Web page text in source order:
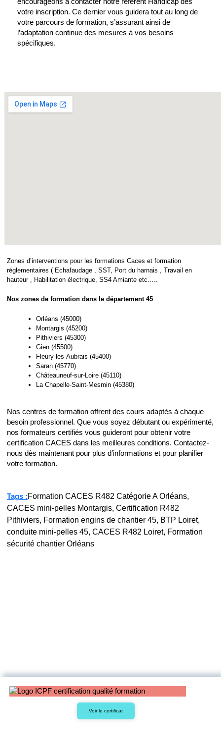
encourageons à contacter notre référent Handicap dès
votre inscription. Ce dernier vous guidera tout au long de
votre parcours de formation, s’assurant ainsi de
l’adaptation continue des mesures à vos besoins
spécifiques.
Zones d’interventions pour les formations Caces et formation
réglementaires ( Echafaudage , SST, Port du harnais , Travail en
hauteur , Habilitation électrique, SS4 Amiante etc…..
Nos zones de formation dans le département 45 :
Orléans (45000)
Montargis (45200)
Pithiviers (45300)
Gien (45500)
Fleury-les-Aubrais (45400)
Saran (45770)
Châteauneuf-sur-Loire (45110)
La Chapelle-Saint-Mesmin (45380)
Nos centres de formation offrent des cours adaptés à chaque
besoin professionnel. Que vous soyez débutant ou expérimenté,
nos formateurs certifiés vous guideront pour obtenir votre
certification CACES dans les meilleures conditions. Contactez-
nous dès maintenant pour plus d’informations et pour planifier
votre formation.
Tags :Formation CACES R482 Catégorie A Orléans,
CACES mini-pelles Montargis, Certification R482
Pithiviers, Formation engins de chantier 45, BTP Loiret,
conduite mini-pelles 45, CACES R482 Loiret, Formation
sécurité chantier Orléans
Voir le certificat